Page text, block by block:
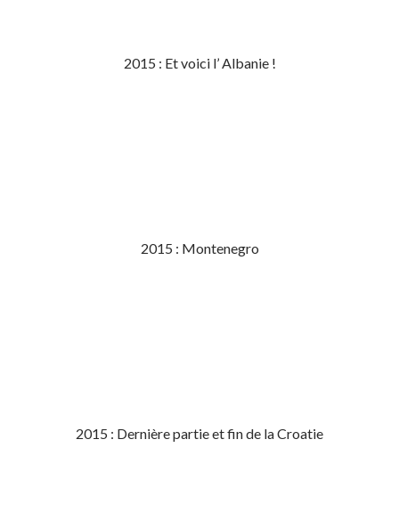
2015 : Et voici l’ Albanie !
2015 : Montenegro
2015 : Dernière partie et fin de la Croatie